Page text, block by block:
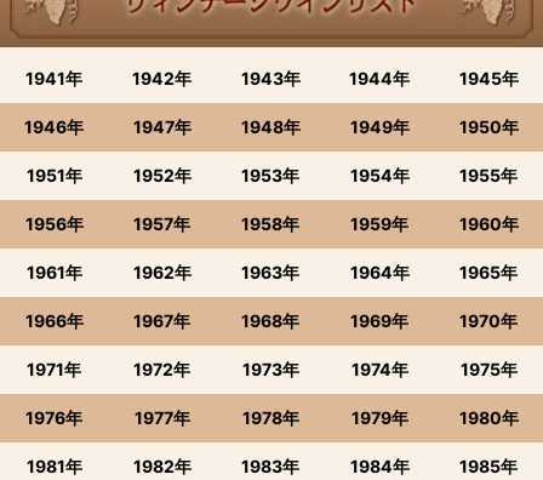
1941年 1942年 1943年 1944年 1945年
1946年 1947年 1948年 1949年 1950年
1951年 1952年 1953年 1954年 1955年
1956年 1957年 1958年 1959年 1960年
1961年 1962年 1963年 1964年 1965年
1966年 1967年 1968年 1969年 1970年
1971年 1972年 1973年 1974年 1975年
1976年 1977年 1978年 1979年 1980年
1981年 1982年 1983年 1984年 1985年